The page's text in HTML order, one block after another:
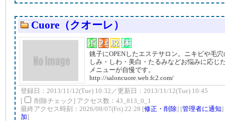
Cuore（クオーレ）
銚子にOPENしたエステサロン。ニキビや毛
しみ・しわ・美白・たるみなどお悩みに応じ
メニューが自慢です。
http://saloncuore.web.fc2.com/
登録日：2013/11/12(Tue) 10:32／更新日：2013/11/12(Tue) 10:45
[
削除チェック] アクセス数：43_813_0_1
最終アクセス時刻：2026/08/07(Fri) 22:28 [修正・削除] [管理者に通知]
加]